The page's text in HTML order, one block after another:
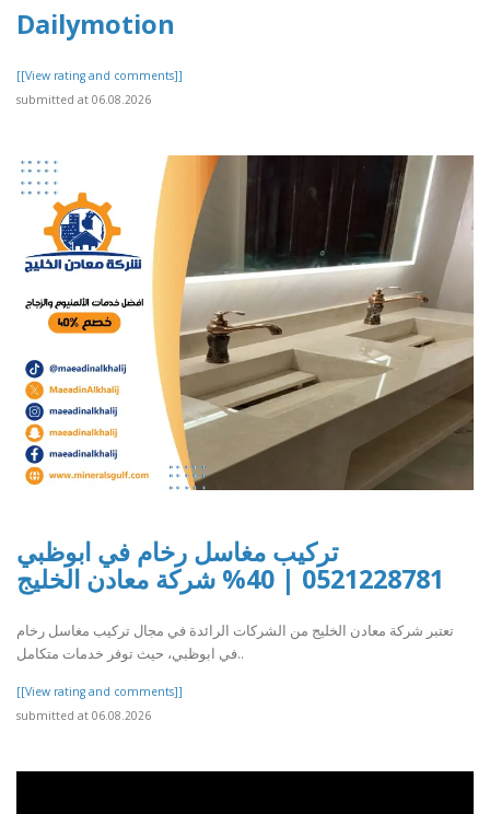
Dailymotion
[[View rating and comments]]
submitted at 06.08.2026
تركيب مغاسل رخام في ابوظبي
0521228781 | 40% شركة معادن الخليج
تعتبر شركة معادن الخليج من الشركات الرائدة في مجال تركيب مغاسل رخام
في ابوظبي، حيث توفر خدمات متكامل..
[[View rating and comments]]
submitted at 06.08.2026